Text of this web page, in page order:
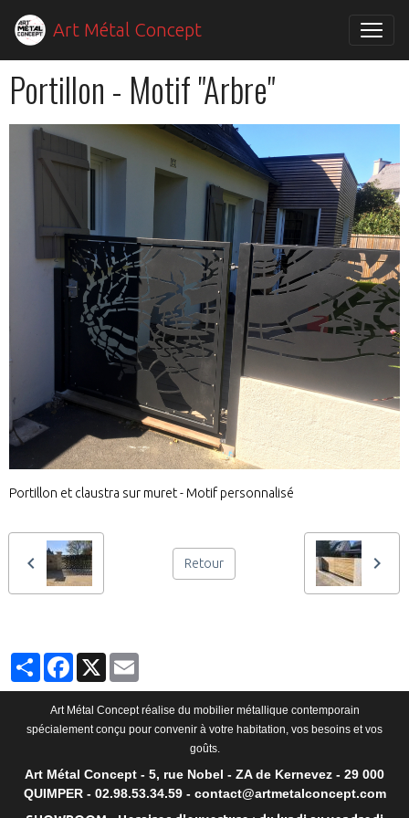
Art Métal Concept
Portillon - Motif "Arbre"
Portillon et claustra sur muret - Motif personnalisé
Retour
PartagerFacebook
X
Art Métal Concept réalise du mobilier métallique contemporain
spécialement conçu pour convenir à votre habitation, vos besoins et vos
goûts.
Art Métal Concept - 5, rue Nobel - ZA de Kernevez - 29 000
QUIMPER - 02.98.53.34.59 - contact@artmetalconcept.com